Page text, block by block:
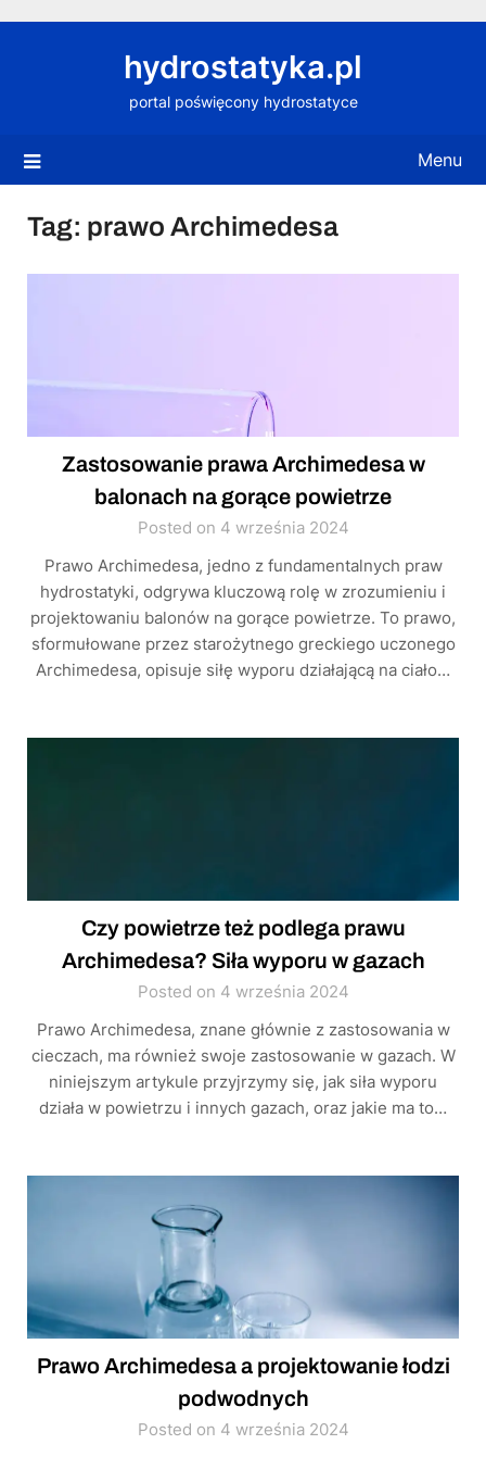
hydrostatyka.pl
portal poświęcony hydrostatyce
Menu
Tag: prawo Archimedesa
Zastosowanie prawa Archimedesa w
balonach na gorące powietrze
Posted on 4 września 2024
Prawo Archimedesa, jedno z fundamentalnych praw
hydrostatyki, odgrywa kluczową rolę w zrozumieniu i
projektowaniu balonów na gorące powietrze. To prawo,
sformułowane przez starożytnego greckiego uczonego
Archimedesa, opisuje siłę wyporu działającą na ciało…
Czy powietrze też podlega prawu
Archimedesa? Siła wyporu w gazach
Posted on 4 września 2024
Prawo Archimedesa, znane głównie z zastosowania w
cieczach, ma również swoje zastosowanie w gazach. W
niniejszym artykule przyjrzymy się, jak siła wyporu
działa w powietrzu i innych gazach, oraz jakie ma to…
Prawo Archimedesa a projektowanie łodzi
podwodnych
Posted on 4 września 2024